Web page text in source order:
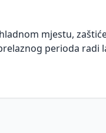
mjestu,
perioda radi